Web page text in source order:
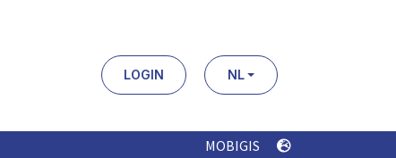
LOGIN NL
MOBIGIS